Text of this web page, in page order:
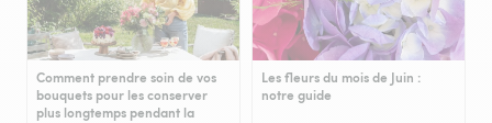
Comment prendre soin de vos
bouquets pour les conserver
plus longtemps pendant la
Les fleurs du mois de Juin :
notre guide